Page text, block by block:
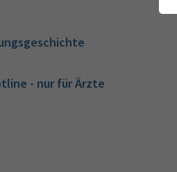
- nur für Ärzte